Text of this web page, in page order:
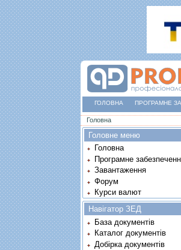
ГОЛОВНА ПРОГРАМНЕ
Ви є тут
Головна
Головне меню
Головна
Програмне
Завантаження
Форум
Курси валют
Навігатор ЗЕД
База документів
Каталог документів
Добірка документів